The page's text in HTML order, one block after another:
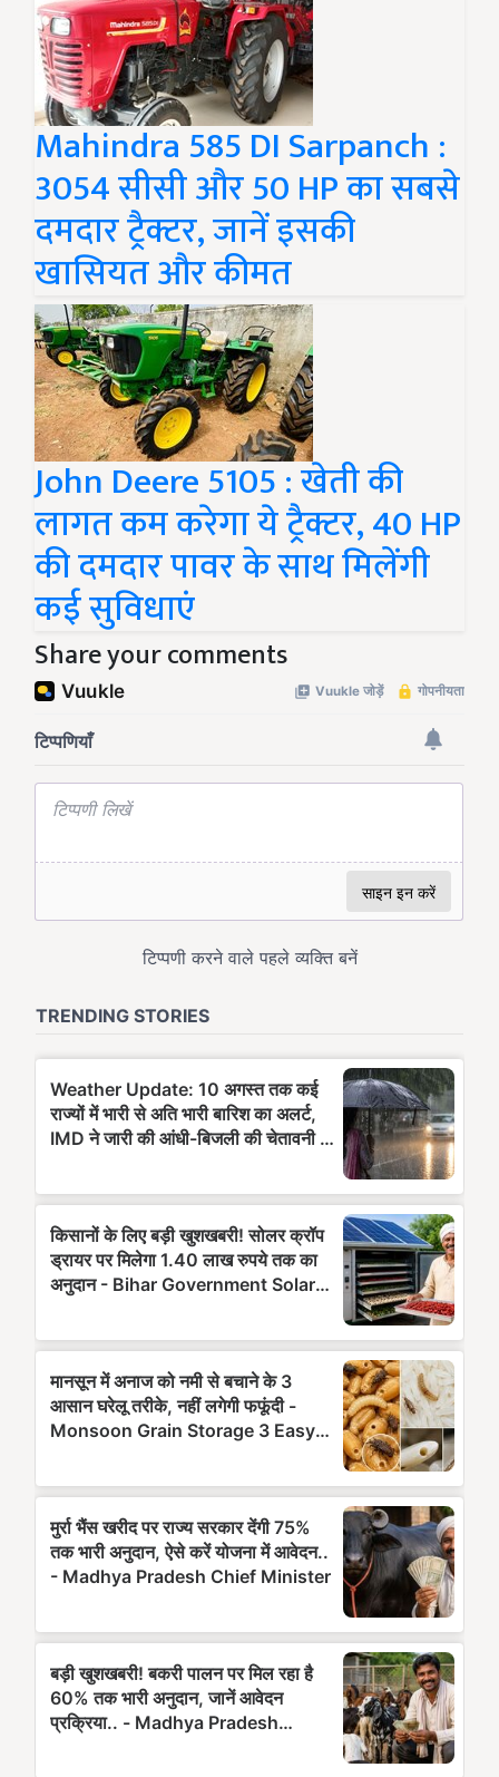
Mahindra 585 DI Sarpanch :
3054 सीसी और 50 HP का सबसे
दमदार ट्रैक्टर, जानें इसकी
खासियत और कीमत
John Deere 5105 : खेती की
लागत कम करेगा ये ट्रैक्टर, 40 HP
की दमदार पावर के साथ मिलेंगी
कई सुविधाएं
Share your comments